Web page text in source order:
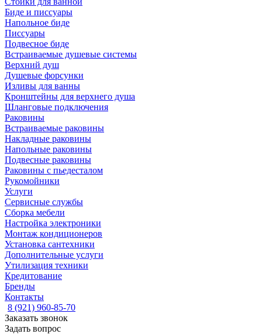
Биде и писсуары
Напольное биде
Писсуары
Подвесное биде
Встраиваемые душевые системы
Верхний душ
Душевые форсунки
Изливы для ванны
Кронштейны для верхнего душа
Шланговые подключения
Раковины
Встраиваемые раковины
Накладные раковины
Напольные раковины
Подвесные раковины
Раковины с пьедесталом
Рукомойники
Услуги
Сервисные службы
Сборка мебели
Настройка электроники
Монтаж кондиционеров
Установка сантехники
Дополнительные услуги
Утилизация техники
Кредитование
Бренды
Контакты
8 (921) 960-85-70
Заказать звонок
Задать вопрос